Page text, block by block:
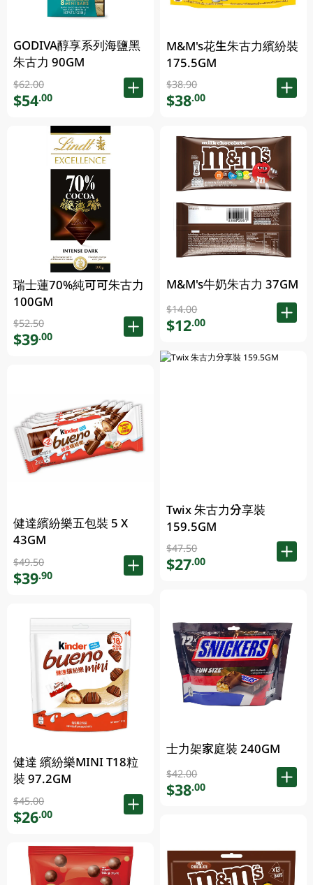
GODIVA醇享系列海鹽黑
朱古力 90GM
$62.00
$54.00
瑞士蓮70%純可可朱古力
100GM
$52.50
$39.00
健達繽紛樂五包裝 5 X
43GM
$49.50
$39.90
健達 繽紛樂MINI T18粒
裝 97.2GM
$45.00
$26.00
M&M's花生朱古力繽紛裝
175.5GM
$38.90
$38.00
M&M's牛奶朱古力 37GM
$14.00
$12.00
Twix 朱古力分享裝
159.5GM
$47.50
$27.00
士力架家庭裝 240GM
$42.00
$38.00